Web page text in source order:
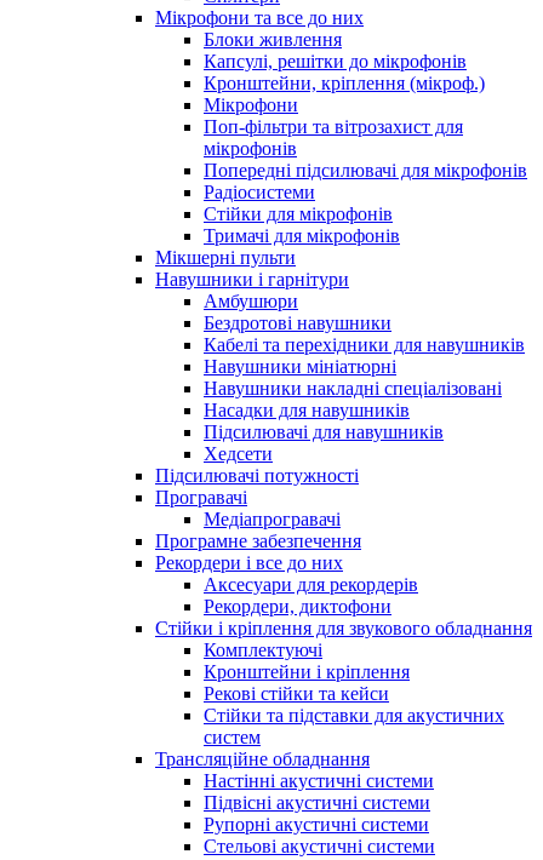
Мікрофони та все до них
Блоки живлення
Капсулі, решітки до мікрофонів
Кронштейни, кріплення (мікроф.)
Мікрофони
Поп-фільтри та вітрозахист для
мікрофонів
Попередні підсилювачі для мікрофонів
Радіосистеми
Стійки для мікрофонів
Тримачі для мікрофонів
Мікшерні пульти
Навушники і гарнітури
Амбушюри
Бездротові навушники
Кабелі та перехідники для навушників
Навушники мініатюрні
Навушники накладні спеціалізовані
Насадки для навушників
Підсилювачі для навушників
Хедсети
Підсилювачі потужності
Програвачі
Медіапрогравачі
Програмне забезпечення
Рекордери і все до них
Аксесуари для рекордерів
Рекордери, диктофони
Стійки і кріплення для звукового обладнання
Комплектуючі
Кронштейни і кріплення
Рекові стійки та кейси
Стійки та підставки для акустичних
систем
Трансляційне обладнання
Настінні акустичні системи
Підвісні акустичні системи
Рупорні акустичні системи
Стельові акустичні системи